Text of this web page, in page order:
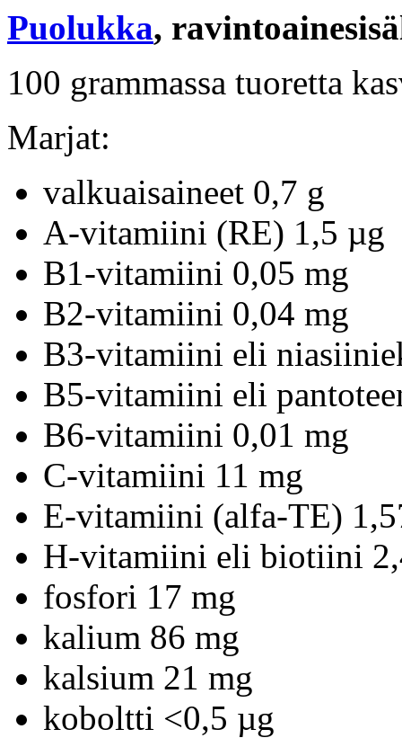
Puolukka,
100 grammassa tuoretta
Marjat:
valkuaisaineet 0,7 g
A-vitamiini (RE) 1,5 µg
B1-vitamiini 0,05 mg
B2-vitamiini 0,04 mg
B3-vitamiini eli
B5-vitamiini eli
B6-vitamiini 0,01 mg
C-vitamiini 11 mg
E-vitamiini (alfa-TE)
H-vitamiini eli biotiini
fosfori 17 mg
kalium 86 mg
kalsium 21 mg
koboltti <0,5 µg